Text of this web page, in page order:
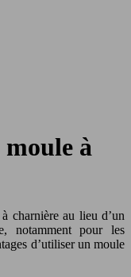
à
charnière au lieu d’un
notamment pour les
d’utiliser un moule